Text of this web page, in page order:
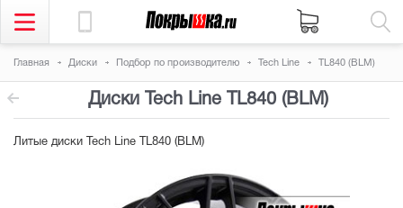
Главная Диски Подбор по производителю Tech Line TL840 (BLM)
Диски Tech Line TL840 (BLM)
Литые диски Tech Line TL840 (BLM)